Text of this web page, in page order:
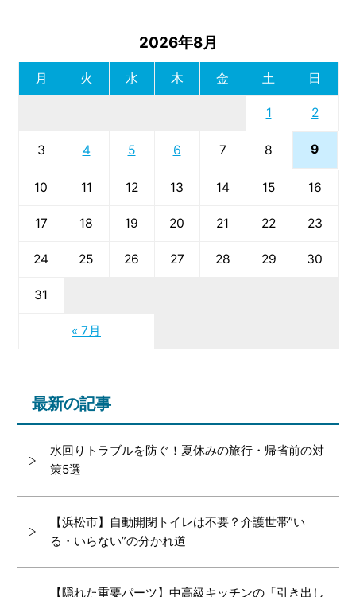
2026年8月
月 火 水 木 金 土 日
« 7月
1 2
3 4 5 6 7 8 9
10 11 12 13 14 15 16
17 18 19 20 21 22 23
24 25 26 27 28 29 30
31
最新の記事
水回りトラブルを防ぐ！夏休みの旅行・帰省前の対
策5選
【浜松市】自動開閉トイレは不要？介護世帯”い
る・いらない”の分かれ道
【隠れた重要パーツ】中高級キッチンの「引き出し